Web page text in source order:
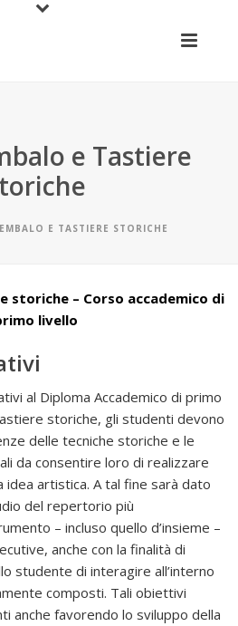
e Tastiere
E TASTIERE STORICHE
storiche – Corso accademico di
livello
al Diploma Accademico di primo
storiche, gli studenti devono
delle tecniche storiche e le
da consentire loro di realizzare
artistica. A tal fine sarà dato
del repertorio più
– incluso quello d’insieme –
anche con la finalità di
studente di interagire all’interno
composti. Tali obiettivi
anche favorendo lo sviluppo della